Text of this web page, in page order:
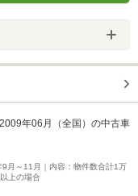
年06月（全国）の中古車
月～11月｜内容：物件数合計1万
上の場合